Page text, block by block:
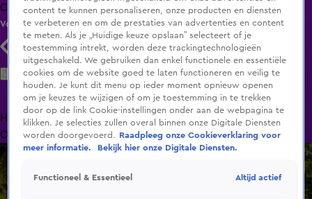
ClipsFilmsRadioSmart TV inlogShop
Volg KIJK
Zoeken
HomeUitzending Gemist Programma's De Bondgenoten
OranjezomerLivestreamsShop
content te kunnen personaliseren, onze producten en diensten
te verbeteren en om de prestaties van advertenties en content
te meten. Als je „Huidige keuze opslaan” selecteert of je
toestemming intrekt, worden deze trackingtechnologieën
uitgeschakeld. We gebruiken dan enkel functionele en essentiële
cookies om de website goed te laten functioneren en veilig te
houden. Je kunt dit menu op ieder moment opnieuw openen
om je keuzes te wijzigen of om je toestemming in te trekken
door op de link Cookie-instellingen onder aan de webpagina te
klikken. Je selecties zullen overal binnen onze Digitale Diensten
worden doorgevoerd.
Raadpleeg onze Cookieverklaring voor
meer informatie.
Bekijk hier onze Digitale Diensten.
Functioneel & Essentieel Altijd actief